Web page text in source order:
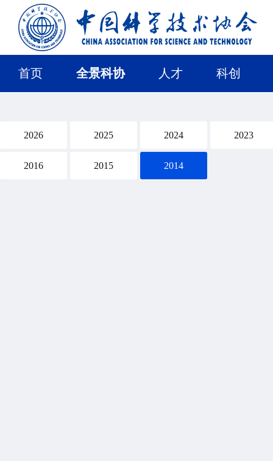
首页 全景科协 人才 科创
2026 2025 2024 2023
2016 2015 2014